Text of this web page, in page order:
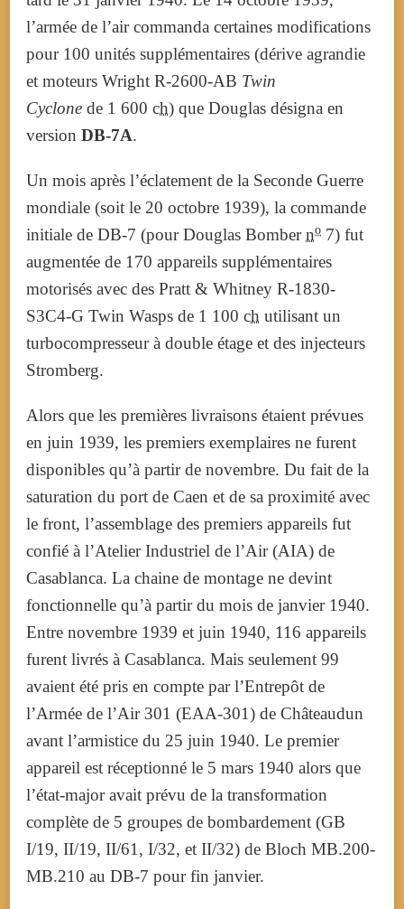
l’armée de l’air commanda certaines modifications
pour 100 unités supplémentaires (dérive agrandie
et moteurs Wright R-2600-AB Twin
Cyclone de 1 600 ch) que Douglas désigna en
version DB-7A.
Un mois après l’éclatement de la Seconde Guerre
mondiale (soit le 20 octobre 1939), la commande
initiale de DB-7 (pour Douglas Bomberno 7) fut
augmentée de 170 appareils supplémentaires
motorisés avec des Pratt & Whitney R-1830-
S3C4-G Twin Wasps de 1 100 ch utilisant un
turbocompresseur à double étage et des injecteurs
Stromberg.
Alors que les premières livraisons étaient prévues
en juin 1939, les premiers exemplaires ne furent
disponibles qu’à partir de novembre. Du fait de la
saturation du port de Caen et de sa proximité avec
le front, l’assemblage des premiers appareils fut
confié à l’Atelier Industriel de l’Air (AIA) de
Casablanca. La chaine de montage ne devint
fonctionnelle qu’à partir du mois de janvier 1940.
Entre novembre 1939 et juin 1940, 116 appareils
furent livrés à Casablanca. Mais seulement 99
avaient été pris en compte par l’Entrepôt de
l’Armée de l’Air 301 (EAA-301) de Châteaudun
avant l’armistice du 25 juin 1940. Le premier
appareil est réceptionné le 5 mars 1940 alors que
l’état-major avait prévu de la transformation
complète de 5 groupes de bombardement (GB
I/19, II/19, II/61, I/32, et II/32) de Bloch MB.200-
MB.210 au DB-7 pour fin janvier.